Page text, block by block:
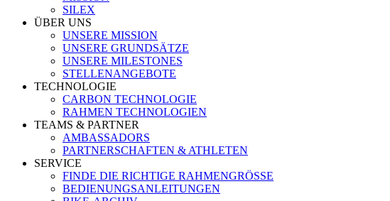
SILEX
ÜBER UNS
UNSERE MISSION
UNSERE GRUNDSÄTZE
UNSERE MILESTONES
STELLENANGEBOTE
TECHNOLOGIE
CARBON TECHNOLOGIE
RAHMEN TECHNOLOGIEN
TEAMS & PARTNER
AMBASSADORS
PARTNERSCHAFTEN & ATHLETEN
SERVICE
FINDE DIE RICHTIGE RAHMENGRÖSSE
BEDIENUNGSANLEITUNGEN